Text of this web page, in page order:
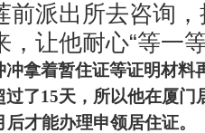
前派出所去咨询
让他耐心“等一
拿着暂住证等证明材料
了15天，所以他在厦门
才能办理申领居住证。